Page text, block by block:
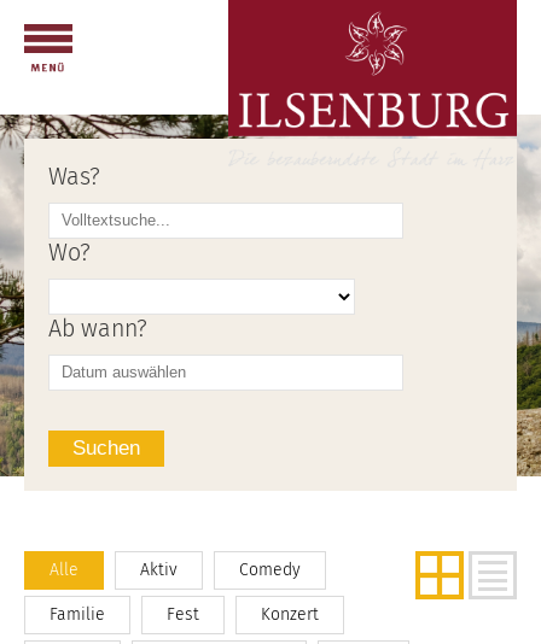
Was?
Wo?
Ab wann?
Suchen
Alle Aktiv Comedy
Familie Fest Konzert